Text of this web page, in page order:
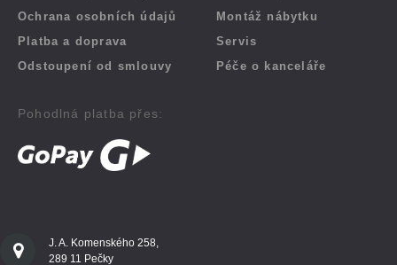
Ochrana osobních údajů
Platba a doprava
Odstoupení od smlouvy
Pohodlná platba přes:
Montáž nábytku
Servis
Péče o kanceláře
J. A. Komenského 258,
289 11 Pečky